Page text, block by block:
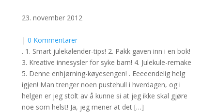
23. november 2012
| 0 Kommentarer
. 1. Smart julekalender-tips! 2. Pakk gaven inn i en bok!
3. Kreative innesysler for syke barn! 4. Julekule-remake
5. Denne enhjørning-køyesengen! . Eeeeendelig helg
igjen! Man trenger noen pustehull i hverdagen, og i
helgen er jeg stolt av å kunne si at jeg ikke skal gjøre
noe som helst! Ja, jeg mener at det […]